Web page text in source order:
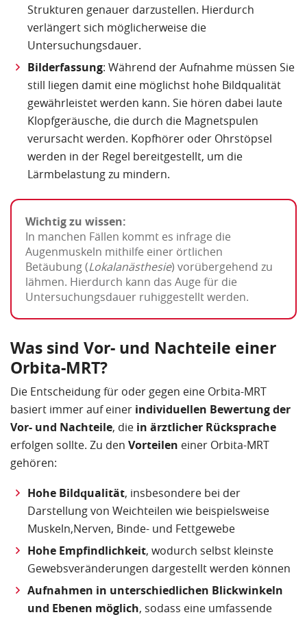
Strukturen genauer darzustellen. Hierdurch
verlängert sich möglicherweise die
Untersuchungsdauer.
Bilderfassung: Während der Aufnahme müssen Sie
still liegen damit eine möglichst hohe Bildqualität
gewährleistet werden kann. Sie hören dabei laute
Klopfgeräusche, die durch die Magnetspulen
verursacht werden. Kopfhörer oder Ohrstöpsel
werden in der Regel bereitgestellt, um die
Lärmbelastung zu mindern.
Wichtig zu wissen:
In manchen Fällen kommt es infrage die
Augenmuskeln mithilfe einer örtlichen
Betäubung (Lokalanästhesie) vorübergehend zu
lähmen. Hierdurch kann das Auge für die
Untersuchungsdauer ruhiggestellt werden.
Was sind Vor- und Nachteile einer
Orbita-MRT?
Die Entscheidung für oder gegen eine Orbita-MRT
basiert immer auf einer individuellen Bewertung der
Vor- und Nachteile, die in ärztlicher Rücksprache
erfolgen sollte. Zu den Vorteilen einer Orbita-MRT
gehören:
Hohe Bildqualität, insbesondere bei der
Darstellung von Weichteilen wie beispielsweise
Muskeln,Nerven, Binde- und Fettgewebe
Hohe Empfindlichkeit, wodurch selbst kleinste
Gewebsveränderungen dargestellt werden können
Aufnahmen in unterschiedlichen Blickwinkeln
und Ebenen möglich, sodass eine umfassende